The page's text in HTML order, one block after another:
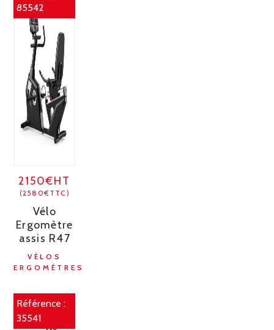
85542
2150€HT
(2580€TTC)
Vélo
Ergomètre
assis R47
VÉLOS
ERGOMÈTRES
Référence :
35541